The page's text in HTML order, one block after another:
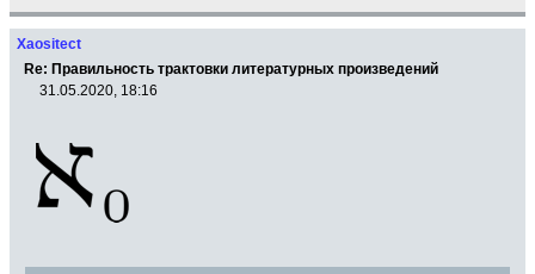
Xaositect
Re: Правильность трактовки литературных произведений
31.05.2020, 18:16